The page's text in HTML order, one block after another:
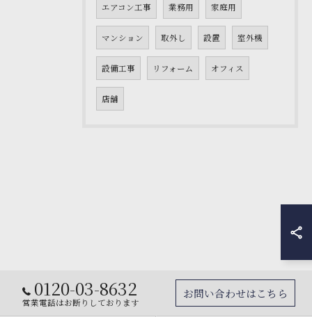
エアコン工事 業務用 家庭用
マンション 取外し 設置 室外機
設備工事 リフォーム オフィス
店舗
0120-03-8632
営業電話はお断りしております
お問い合わせはこちら